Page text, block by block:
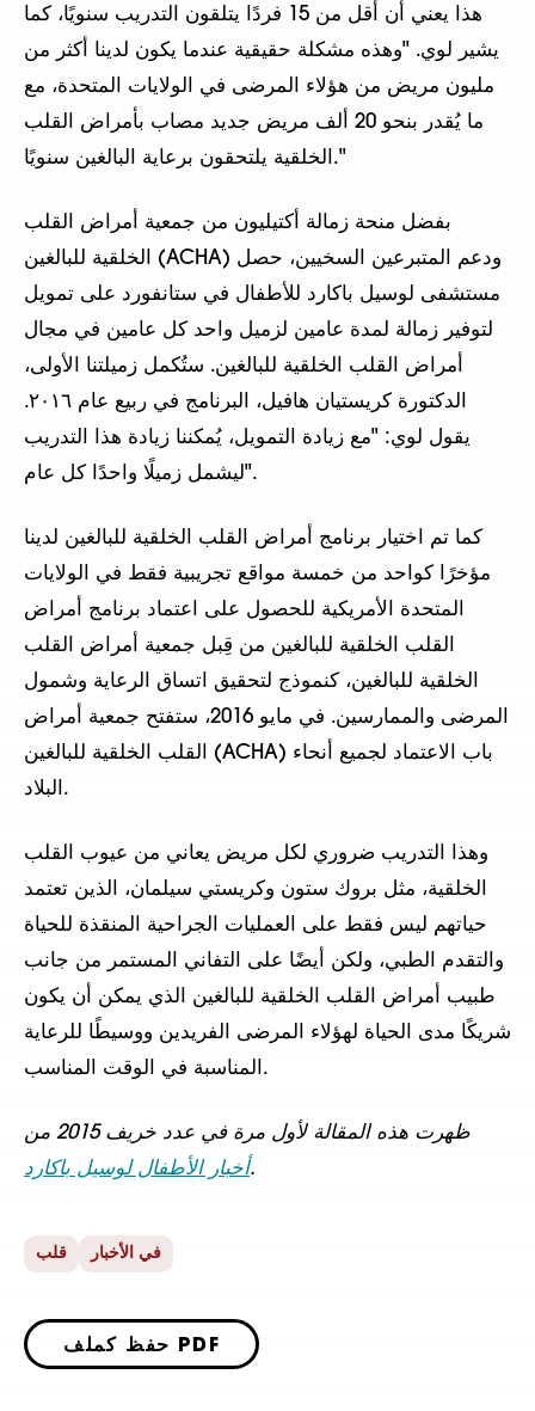
هذا يعني أن أقل من 15 فردًا يتلقون التدريب سنويًا، كما
يشير لوي. "وهذه مشكلة حقيقية عندما يكون لدينا أكثر من
مليون مريض من هؤلاء المرضى في الولايات المتحدة، مع
ما يُقدر بنحو 20 ألف مريض جديد مصاب بأمراض القلب
الخلقية يلتحقون برعاية البالغين سنويًا."
بفضل منحة زمالة أكتيليون من جمعية أمراض القلب
الخلقية للبالغين (ACHA) ودعم المتبرعين السخيين، حصل
مستشفى لوسيل باكارد للأطفال في ستانفورد على تمويل
لتوفير زمالة لمدة عامين لزميل واحد كل عامين في مجال
أمراض القلب الخلقية للبالغين. ستُكمل زميلتنا الأولى،
الدكتورة كريستيان هافيل، البرنامج في ربيع عام ٢٠١٦.
يقول لوي: "مع زيادة التمويل، يُمكننا زيادة هذا التدريب
ليشمل زميلًا واحدًا كل عام".
كما تم اختيار برنامج أمراض القلب الخلقية للبالغين لدينا
مؤخرًا كواحد من خمسة مواقع تجريبية فقط في الولايات
المتحدة الأمريكية للحصول على اعتماد برنامج أمراض
القلب الخلقية للبالغين من قِبل جمعية أمراض القلب
الخلقية للبالغين، كنموذج لتحقيق اتساق الرعاية وشمول
المرضى والممارسين. في مايو 2016، ستفتح جمعية أمراض
القلب الخلقية للبالغين (ACHA) باب الاعتماد لجميع أنحاء
البلاد.
وهذا التدريب ضروري لكل مريض يعاني من عيوب القلب
الخلقية، مثل بروك ستون وكريستي سيلمان، الذين تعتمد
حياتهم ليس فقط على العمليات الجراحية المنقذة للحياة
والتقدم الطبي، ولكن أيضًا على التفاني المستمر من جانب
طبيب أمراض القلب الخلقية للبالغين الذي يمكن أن يكون
شريكًا مدى الحياة لهؤلاء المرضى الفريدين ووسيطًا للرعاية
المناسبة في الوقت المناسب.
ظهرت هذه المقالة لأول مرة في عدد خريف 2015 من
أخبار الأطفال لوسيل باكارد.
قلب في الأخبار
حفظ كملف PDF